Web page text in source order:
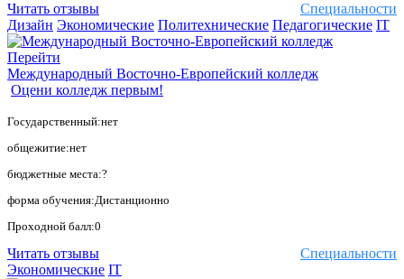
Специальности
Читать отзывы
Дизайн Экономические Политехнические Педагогические IT
Перейти
Международный Восточно-Европейский колледж
Оцени колледж первым!
Государственный:нет
общежитие:нет
бюджетные места:?
форма обучения:Дистанционно
Проходной балл:0
Специальности
Читать отзывы
Экономические IT